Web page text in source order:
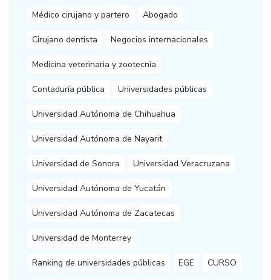
Médico cirujano y partero Abogado
Cirujano dentista Negocios internacionales
Medicina veterinaria y zootecnia
Contaduría pública Universidades públicas
Universidad Autónoma de Chihuahua
Universidad Autónoma de Nayarit
Universidad de Sonora Universidad Veracruzana
Universidad Autónoma de Yucatán
Universidad Autónoma de Zacatecas
Universidad de Monterrey
Ranking de universidades públicas EGE CURSO